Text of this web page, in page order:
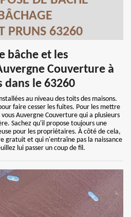
PRUNS 63260
bâche et les
Couverture à
dans le 63260
au niveau des toits des maisons.
faire cesser les fuites. Pour les mettre
Auvergne Couverture qui a plusieurs
Sachez qu'il propose toujours une
pour les propriétaires. À côté de cela,
gratuit et qui n'entraîne pas la naissance
lui passer un coup de fil.